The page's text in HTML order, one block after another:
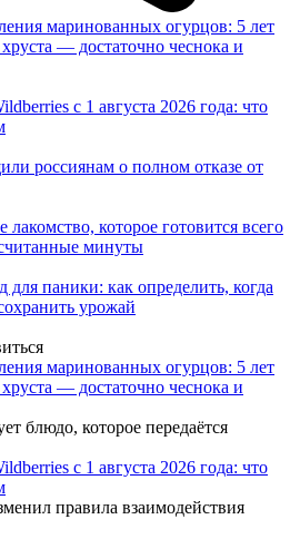
маринованных огурцов: 5 лет
— достаточно чеснока и
с 1 августа 2026 года: что
россиянам о полном отказе от
которое готовится всего
считанные минуты
паники: как определить, когда
урожай
маринованных огурцов: 5 лет
— достаточно чеснока и
блюдо, которое передаётся
с 1 августа 2026 года: что
правила взаимодействия